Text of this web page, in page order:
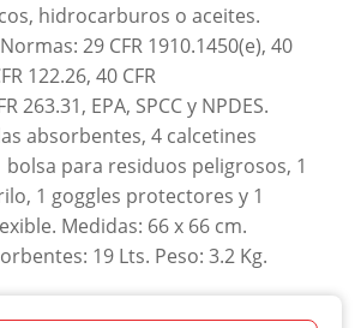
hidrocarburos o aceites.
29 CFR 1910.1450(e), 40
122.26, 40 CFR
263.31, EPA, SPCC y NPDES.
absorbentes, 4 calcetines
para residuos peligrosos, 1
1 goggles protectores y 1
Medidas: 66 x 66 cm.
19 Lts. Peso: 3.2 Kg.